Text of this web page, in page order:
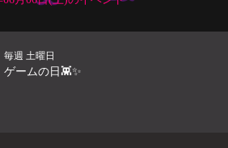
毎週 土曜日
ゲームの日👾✨️